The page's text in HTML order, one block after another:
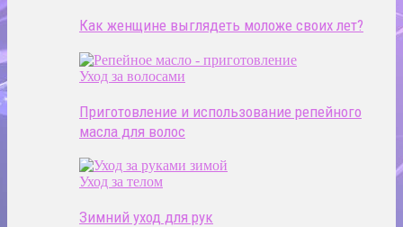
Как женщине выглядеть моложе своих лет?
Уход за волосами
Приготовление и использование репейного
масла для волос
Уход за телом
Зимний уход для рук